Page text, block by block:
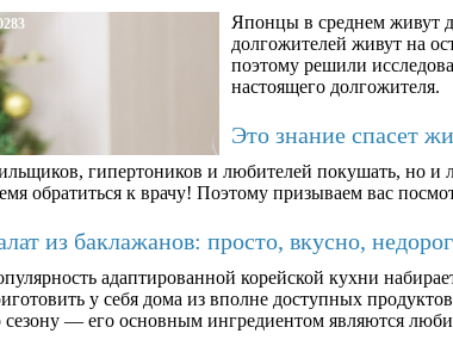
Японцы в среднем живут
долгожителей живут на
поэтому решили
настоящего долгожителя.
Это знание спасет
гипертоников и любителей покушать, но
обратиться к врачу! Поэтому призываем вас
из баклажанов: просто, вкусно,
адаптированной корейской кухни
у себя дома из вполне доступных
сезону — его основным ингредиентом являются